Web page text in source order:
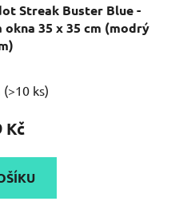
Streak Buster Blue -
35 x 35 cm (modrý
hodnocení
produktu
5,0
z
(>10 ks)
Kč